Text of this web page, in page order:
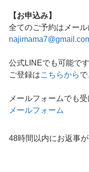
【お申込み】
全てのご予約はメール
公式LINEでも可能です
ご登録はこちらからで
メールフォームでも
メールフォーム
48時間以内にお返事